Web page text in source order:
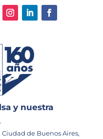
y nuestra
de Buenos Aires,